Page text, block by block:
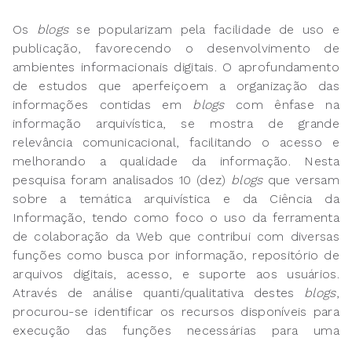
Os blogsse popularizam pela facilidade de uso e
publicação, favorecendo o desenvolvimento de
ambientes informacionais digitais. O aprofundamento
de estudos que aperfeiçoem a organização das
informações contidas em blogscom ênfase na
informação arquivística, se mostra de grande
relevância comunicacional, facilitando o acesso e
melhorando a qualidade da informação. Nesta
pesquisa foram analisados 10 (dez) blogsque versam
sobre a temática arquivística e da Ciência da
Informação, tendo como foco o uso da ferramenta
de colaboração da Web que contribui com diversas
funções como busca por informação, repositório de
arquivos digitais, acesso, e suporte aos usuários.
Através de análise quanti/qualitativa destes blogs,
procurou-se identificar os recursos disponíveis para
execução das funções necessárias para uma